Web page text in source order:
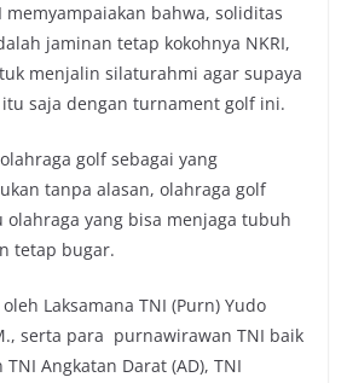
memyampaiakan bahwa, soliditas
jaminan tetap kokohnya NKRI,
menjalin silaturahmi agar supaya
saja dengan turnament golf ini.
golf sebagai yang
tanpa alasan, olahraga golf
olahraga yang bisa menjaga tubuh
tetap bugar.
Laksamana TNI (Purn) Yudo
serta para purnawirawan TNI baik
Angkatan Darat (AD), TNI